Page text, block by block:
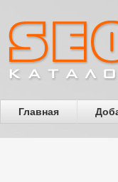
Главная